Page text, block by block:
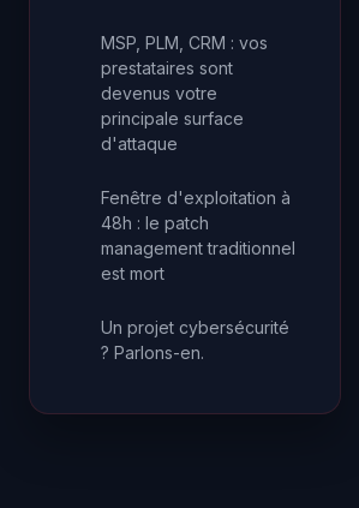
MSP, PLM, CRM : vos
prestataires sont
devenus votre
principale surface
d'attaque
Fenêtre d'exploitation à
48h : le patch
management traditionnel
est mort
Un projet cybersécurité
? Parlons-en.